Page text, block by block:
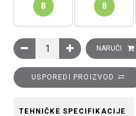
8 8
Tipkalo Clasia, NO, 250 V
NARUČI
USPOREDI PROIZVOD
TEHNIČKE SPECIFIKACIJE